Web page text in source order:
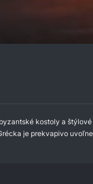
kostoly a
je prekvapivo